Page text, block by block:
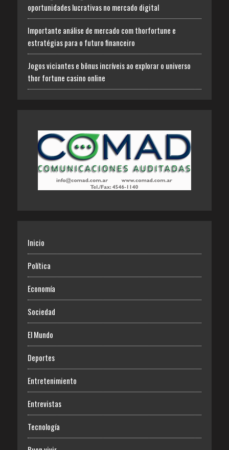
oportunidades lucrativas no mercado digital
Importante análise de mercado com thorfortune e
estratégias para o futuro financeiro
Jogos viciantes e bônus incríveis ao explorar o universo
thor fortune casino online
Inicio
Política
Economía
Sociedad
El Mundo
Deportes
Entretenimiento
Entrevistas
Tecnología